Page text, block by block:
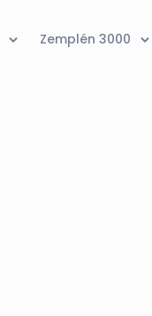
Zemplén 3000